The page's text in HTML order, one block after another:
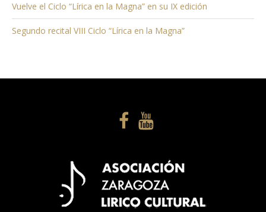
Vuelve el Ciclo “Lírica en la Magna” en su IX edición
Segundo recital VIII Ciclo “Lírica en la Magna”